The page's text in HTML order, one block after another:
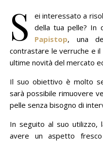
S
ei interessato a
della tua pelle? In
Papistop, una
contrastare le verruche e il
ultime novità del mercato
Il suo obiettivo è molto
sarà possibile rimuovere
pelle senza bisogno di
In seguito al suo utilizzo,
avere un aspetto